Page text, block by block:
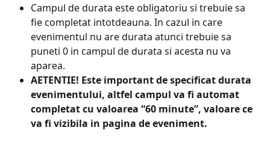
Campul de durata este obligatoriu si trebuie sa
fie completat intotdeauna. In cazul in care
evenimentul nu are durata atunci trebuie sa
puneti 0 in campul de durata si acesta nu va
aparea.
AETENTIE! Este important de specificat durata
evenimentului, altfel campul va fi automat
completat cu valoarea “60 minute”, valoare ce
va fi vizibila in pagina de eveniment.​